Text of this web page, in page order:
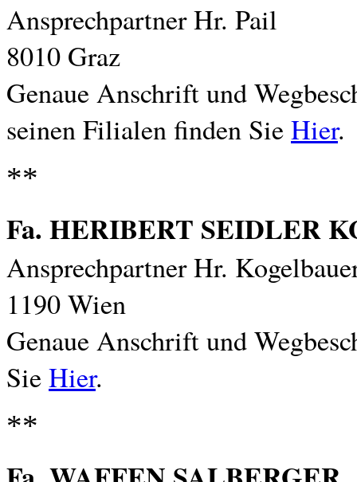
Ansprechpartner Hr. Pail
8010 Graz
Genaue Anschrift und
seinen Filialen finden SieHier.
**
Fa. HERIBERT SEIDLER
Ansprechpartner Hr.
1190 Wien
Genaue Anschrift und
SieHier.
**